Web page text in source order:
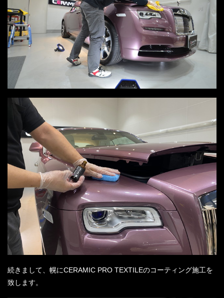
続きまして、幌にCERAMIC PRO TEXTILEのコーティング施工を
致します。